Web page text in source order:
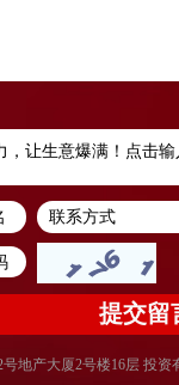
地产大厦2号楼16层 投资